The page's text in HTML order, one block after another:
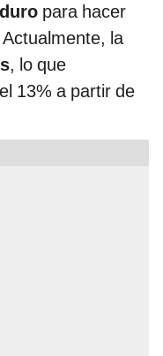
para hacer
la
, lo que
13% a partir de